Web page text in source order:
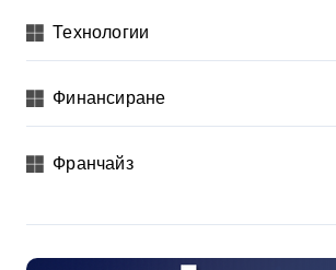
Технологии
Финансиране
Франчайз